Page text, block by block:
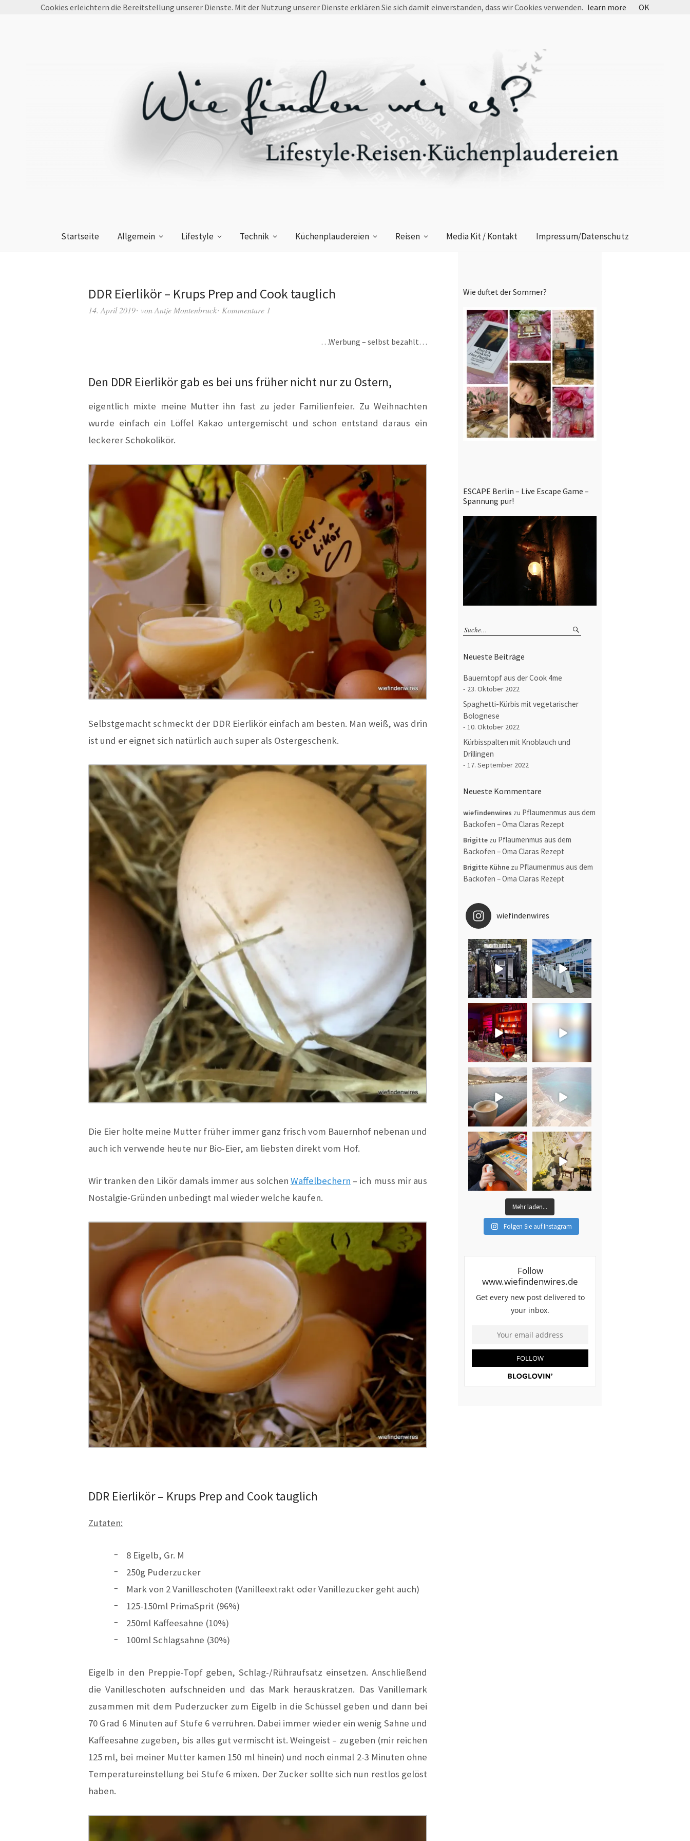
Startseite Allgemein Lifestyle Technik Küchenplaudereien Reisen Media Kit / Kontakt Impressum/Datenschutz
DDR Eierlikör – Krups Prep and Cook tauglich
14. April 2019 vonAntje Montenbruck Kommentare 1
…Werbung – selbst bezahlt…
Den DDR Eierlikör gab es bei uns früher nicht nur zu Ostern,
eigentlich mixte meine Mutter ihn fast zu jeder Familienfeier. Zu Weihnachten
wurde einfach ein Löffel Kakao untergemischt und schon entstand daraus ein
leckerer Schokolikör.
Selbstgemacht schmeckt der DDR Eierlikör einfach am besten. Man weiß, was drin
ist und er eignet sich natürlich auch super als Ostergeschenk.
Die Eier holte meine Mutter früher immer ganz frisch vom Bauernhof nebenan und
auch ich verwende heute nur Bio-Eier, am liebsten direkt vom Hof.
Wir tranken den Likör damals immer aus solchen Waffelbechern – ich muss mir aus
Nostalgie-Gründen unbedingt mal wieder welche kaufen.
DDR Eierlikör – Krups Prep and Cook tauglich
Zutaten:
8 Eigelb, Gr. M
250g Puderzucker
Mark von 2 Vanilleschoten (Vanilleextrakt oder Vanillezucker geht auch)
125-150ml PrimaSprit (96%)
250ml Kaffeesahne (10%)
100ml Schlagsahne (30%)
Eigelb in den Preppie-Topf geben, Schlag-/Rühraufsatz einsetzen. Anschließend
die Vanilleschoten aufschneiden und das Mark herauskratzen. Das Vanillemark
zusammen mit dem Puderzucker zum Eigelb in die Schüssel geben und dann bei
70 Grad 6 Minuten auf Stufe 6 verrühren. Dabei immer wieder ein wenig Sahne und
Kaffeesahne zugeben, bis alles gut vermischt ist. Weingeist – zugeben (mir reichen
125 ml, bei meiner Mutter kamen 150 ml hinein) und noch einmal 2-3 Minuten ohne
Temperatureinstellung bei Stufe 6 mixen. Der Zucker sollte sich nun restlos gelöst
haben.
Wie duftet der Sommer?
ESCAPE Berlin – Live Escape Game –
Spannung pur!
Neueste Beiträge
Bauerntopf aus der Cook 4me
23. Oktober 2022
Spaghetti-Kürbis mit vegetarischer
Bolognese
10. Oktober 2022
Kürbisspalten mit Knoblauch und
Drillingen
17. September 2022
Neueste Kommentare
wiefindenwires zu Pflaumenmus aus dem
Backofen – Oma Claras Rezept
Brigitte zu Pflaumenmus aus dem
Backofen – Oma Claras Rezept
Brigitte Kühne zu Pflaumenmus aus dem
Backofen – Oma Claras Rezept
wiefindenwires
Mehr laden...
Folgen Sie auf Instagram
Cookies erleichtern die Bereitstellung unserer Dienste. Mit der Nutzung unserer Dienste erklären Sie sich damit einverstanden, dass wir Cookies verwenden. learn more OK